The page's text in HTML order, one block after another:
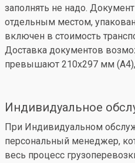
заполнять не надо.
отдельным местом,
включен в стоимость
Доставка документов
превышают 210x297 мм (А4),
Индивидуальное
При Индивидуальном
персональный менеджер,
весь процесс